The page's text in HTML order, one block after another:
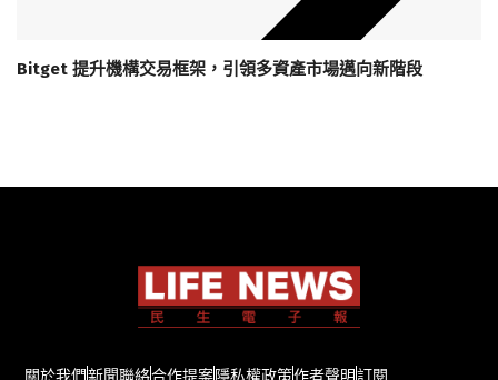
Bitget 提升機構交易框架，引領多資產市場邁向新階段
關於我們新聞聯絡合作提案隱私權政策作者聲明訂閱